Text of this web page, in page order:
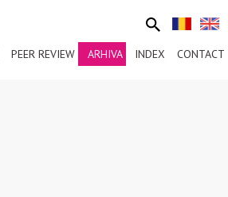
PEER REVIEW ARHIVA INDEX CONTACT